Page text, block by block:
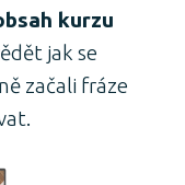
kurzu
jak se
začali fráze